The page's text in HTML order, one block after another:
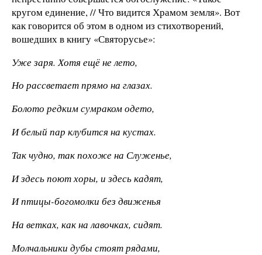
кругом единение, // Что видится Храмом земля». Вот
как говорится об этом в одном из стихотворений,
вошедших в книгу «Святорусье»:
Уже заря. Хотя ещё не лето,
Но рассветает прямо на глазах.
Болото редким сумраком одето,
И белый пар клубится на кустах.
Так чудно, так похоже на Служенье,
И здесь поют хоры, и здесь кадят,
И птицы-богомолки без движенья
На ветках, как на лавочках, сидят.
Молчальники дубы стоят рядами,